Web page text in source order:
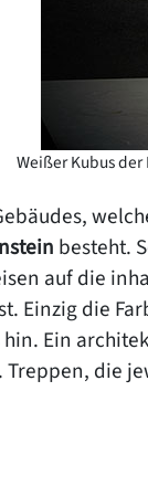
Weißer Kubus
besteht.
auf die
Einzig die
Ein
die